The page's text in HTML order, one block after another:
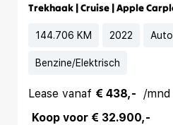
Trekhaak | Cruise | Apple
144.706 KM 2022
Benzine/Elektrisch
Lease vanaf € 438,-
/mnd
Koop voor € 32.900,-